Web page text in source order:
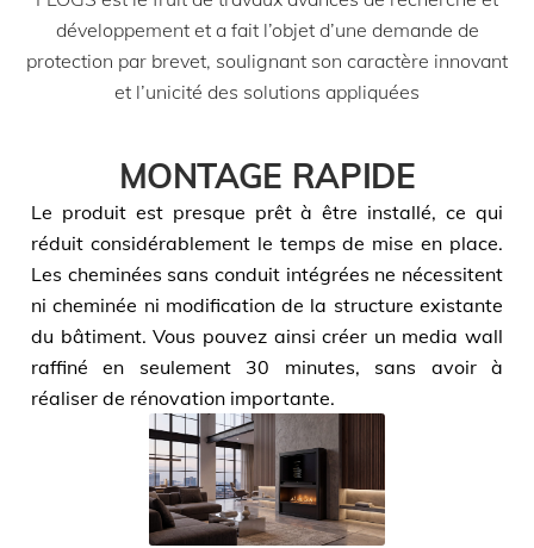
développement et a fait l’objet d’une demande de
protection par brevet, soulignant son caractère innovant
et l’unicité des solutions appliquées
MONTAGE RAPIDE
Le produit est presque prêt à être installé, ce qui
réduit considérablement le temps de mise en place.
Les cheminées sans conduit intégrées ne nécessitent
ni cheminée ni modification de la structure existante
du bâtiment. Vous pouvez ainsi créer un media wall
raffiné en seulement 30 minutes, sans avoir à
réaliser de rénovation importante.